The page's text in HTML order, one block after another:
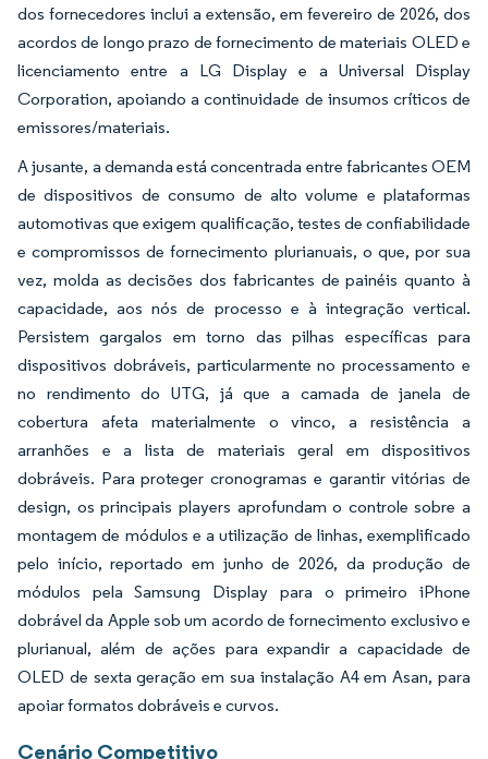
dos fornecedores inclui a extensão, em fevereiro de 2026, dos
acordos de longo prazo de fornecimento de materiais OLED e
licenciamento entre a LG Display e a Universal Display
Corporation, apoiando a continuidade de insumos críticos de
emissores/materiais.
A jusante, a demanda está concentrada entre fabricantes OEM
de dispositivos de consumo de alto volume e plataformas
automotivas que exigem qualificação, testes de confiabilidade
e compromissos de fornecimento plurianuais, o que, por sua
vez, molda as decisões dos fabricantes de painéis quanto à
capacidade, aos nós de processo e à integração vertical.
Persistem gargalos em torno das pilhas específicas para
dispositivos dobráveis, particularmente no processamento e
no rendimento do UTG, já que a camada de janela de
cobertura afeta materialmente o vinco, a resistência a
arranhões e a lista de materiais geral em dispositivos
dobráveis. Para proteger cronogramas e garantir vitórias de
design, os principais players aprofundam o controle sobre a
montagem de módulos e a utilização de linhas, exemplificado
pelo início, reportado em junho de 2026, da produção de
módulos pela Samsung Display para o primeiro iPhone
dobrável da Apple sob um acordo de fornecimento exclusivo e
plurianual, além de ações para expandir a capacidade de
OLED de sexta geração em sua instalação A4 em Asan, para
apoiar formatos dobráveis e curvos.
Cenário Competitivo